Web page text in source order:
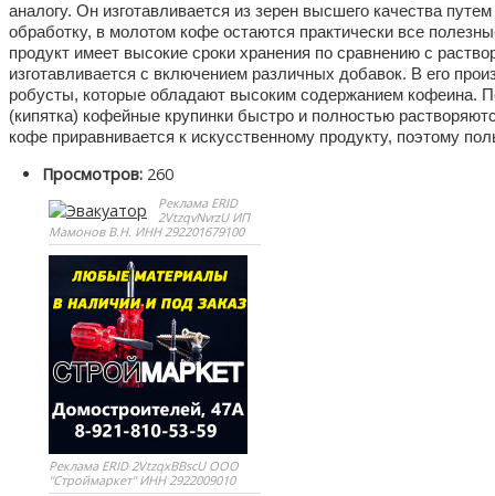
аналогу. Он изготавливается из зерен высшего качества
обработку, в молотом кофе остаются практически все
продукт имеет высокие сроки хранения по сравнению с
изготавливается с включением различных добавок. В его
робусты, которые обладают высоким содержанием кофеина.
(кипятка) кофейные крупинки быстро и полностью
кофе приравнивается к искусственному продукту, поэтому
Просмотров: 260
Реклама ERID
2VtzqvNvrzU ИП
Мамонов В.Н. ИНН 292201679100
Реклама ERID 2VtzqxBBscU ООО
"Строймаркет" ИНН 2922009010